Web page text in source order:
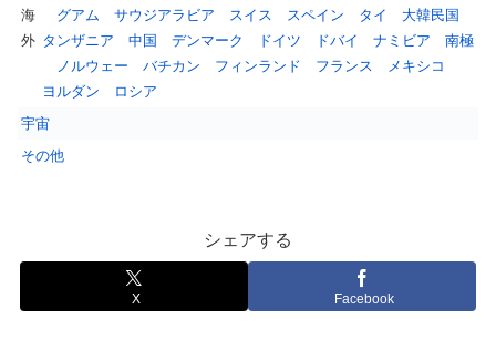
海
外
グアム
サウジアラビア スイス スペイン タイ
大韓民国
タンザニア
中国 デンマーク ドイツ ドバイ ナミビア
南極
ノルウェー
バチカン フィンランド フランス
メキシコ
ヨルダン
ロシア
宇宙
その他
シェアする
X Facebook